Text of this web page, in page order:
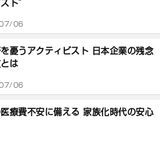
ト”
06
を憂うアクティビスト 日本企業の残念
は
06
療費不安に備える 家族化時代の安心